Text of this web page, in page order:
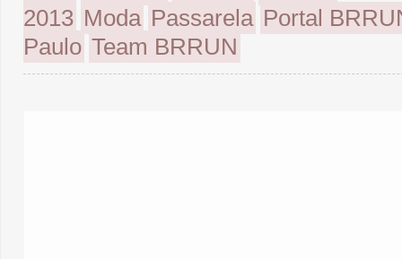
2013 Moda Passarela Portal
Paulo Team BRRUN